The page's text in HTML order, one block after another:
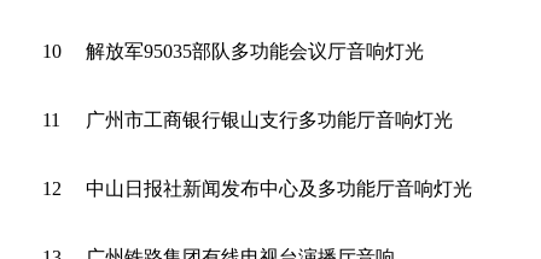
10 解放军95035部队多功能会议厅音响灯光
11 广州市工商银行银山支行多功能厅音响灯光
12 中山日报社新闻发布中心及多功能厅音响灯光